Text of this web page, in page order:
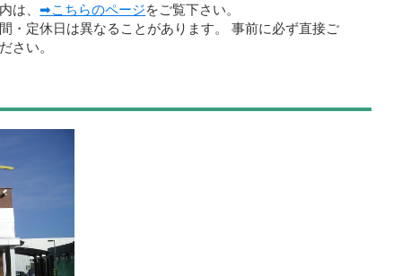
は、➡こちらのページをご覧下さい。
・定休日は異なることがあります。 事前に必ず直接ご
さい。